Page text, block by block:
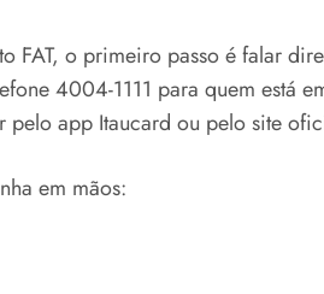
FAT, o primeiro passo é falar
4004-1111 para quem está
pelo app Itaucard ou pelo site
em mãos: